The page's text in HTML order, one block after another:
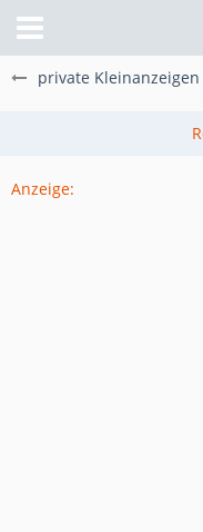
private Kleinanzeigen
Anzeige: